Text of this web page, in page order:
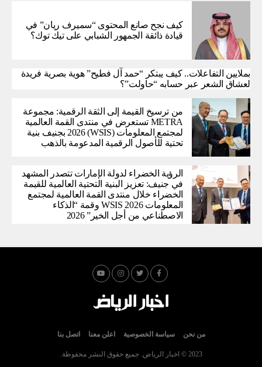
كيف نجح صانع المحتوى “سميرف ريان” في
قيادة ذائقة الجمهور الشبابي على تيك توك؟
بملايين التفاعلات.. كيف يبتكر “حمد آل فطيح” هوية بصرية فريدة
لعشاق الشعر عبر حسابه “حاولت”؟
من ترسيخ القيمة إلى الثقة الرقمية: مجموعة
METRA تستعرض في منتدى القمة العالمية
لمجتمع المعلومات (WSIS) 2026 بجنيف بنية
تحتية للأصول الرقمية المدعومة بالذهب
الرؤية الخضراء لدولة الإمارات تتصدر المشهد
في جنيف: تعزيز البنية التحتية العالمية للقيمة
الخضراء خلال منتدى القمة العالمية لمجتمع
المعلومات WSIS 2026 وقمة “الذكاء
الاصطناعي من أجل الخير” 2026
من نحن سياسة الخصوصية اعلن معنا اتصل بنا
2023 © اخبار الرياض. جميع حقوق النشر محفوظة.